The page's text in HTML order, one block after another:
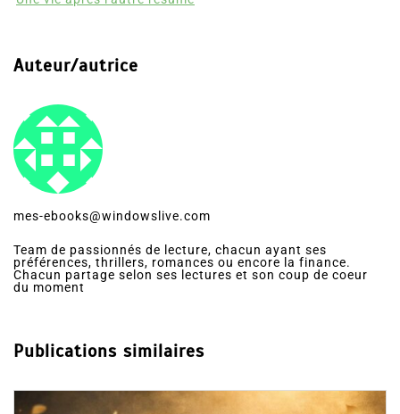
Auteur/autrice
mes-ebooks@windowslive.com
Team de passionnés de lecture, chacun ayant ses
préférences, thrillers, romances ou encore la finance.
Chacun partage selon ses lectures et son coup de coeur
du moment
Publications similaires